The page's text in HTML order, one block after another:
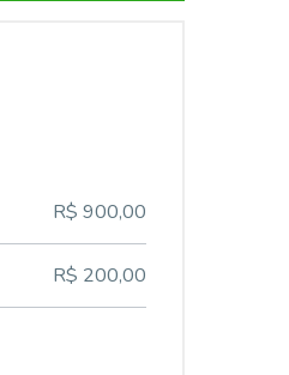
R$ 900,00
R$ 200,00